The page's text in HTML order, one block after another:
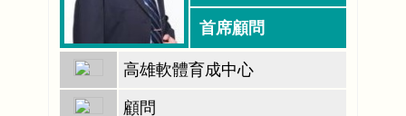
首席顧問
高雄軟體育成中心
顧問